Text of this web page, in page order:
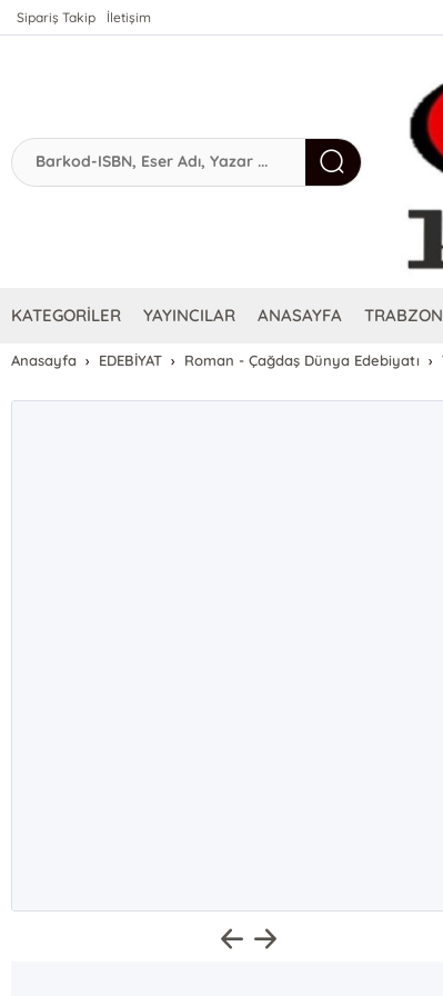
Sipariş Takip İletişim
KATEGORİLER YAYINCILAR ANASAYFA
Anasayfa EDEBİYAT Roman - Çağdaş Dünya Edebiyatı